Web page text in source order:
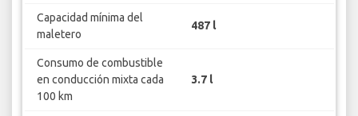
Capacidad mínima del
maletero
487 l
Consumo de combustible
en conducción mixta cada
100 km
3.7 l